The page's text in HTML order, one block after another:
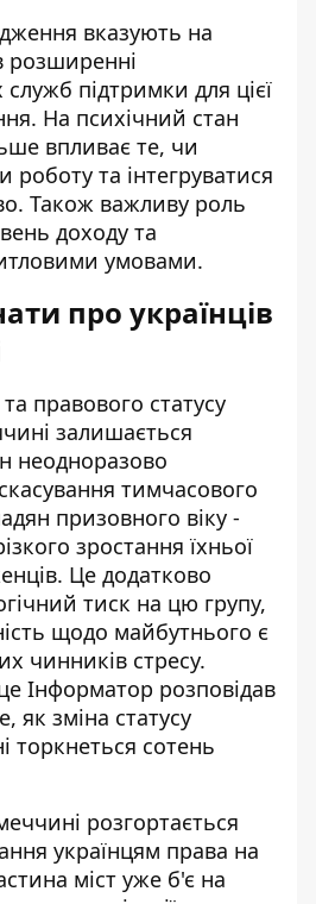
вказують на
розширенні
підтримки для цієї
На психічний стан
впливає те, чи
роботу та інтегруватися
Також важливу роль
доходу та
умовами.
про українців
правового статусу
залишається
неодноразово
тимчасового
призовного віку -
зростання їхньої
Це додатково
тиск на цю групу,
щодо майбутнього є
чинників стресу.
Інформатор розповідав
як зміна статусу
торкнеться сотень
розгортається
українцям права на
міст уже б'є на